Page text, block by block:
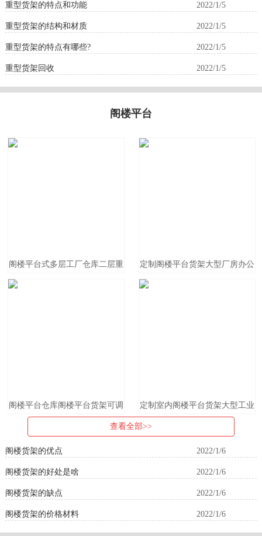
重型货架的特点和功能 2022/1/5
重型货架的结构和材质 2022/1/5
重型货架的特点有哪些? 2022/1/5
重型货架回收 2022/1/5
阁楼平台
阁楼平台式多层工厂仓库二层重
型仓储阁楼式货架拆装自由组合
定制阁楼平台货架大型厂房办公
二层钢结构重型库房仓库可组合
阁楼平台仓库阁楼平台货架可调
节家用办公二层平台钢结构阁楼
搭建重型货架
定制室内阁楼平台货架大型工业
厂房隔层搭建仓储仓库车间办公
夹层
查看全部>>
阁楼货架的优点 2022/1/6
阁楼货架的好处是啥 2022/1/6
阁楼货架的缺点 2022/1/6
阁楼货架的价格材料 2022/1/6